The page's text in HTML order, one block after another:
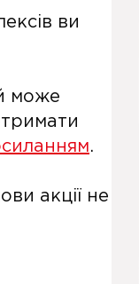
ви
може
.
акції не